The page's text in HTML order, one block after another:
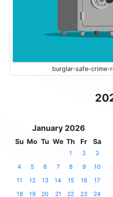
burglar-safe-crime-
January 2026
Su Mo Tu We Th Fr Sa
1 2
3
4
5 6 7 8 9
10
11
12 13 14 15 16
17
18
19 20 21 22 23 24